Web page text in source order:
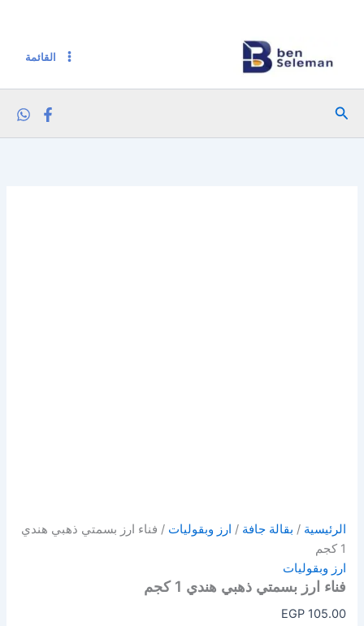
القائمة
البحث
الرئيسية / بقالة جافة / ارز وبقوليات / فناء ارز بسمتي ذهبي هندي
1 كجم
ارز وبقوليات
فناء ارز بسمتي ذهبي هندي 1 كجم
EGP105.00